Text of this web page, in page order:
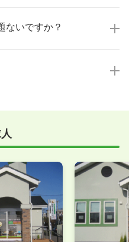
実際の職場環境や働く人
心してご判断いただけま
ないですか？
ます。「転職を考え始め
いいか分からない」とい
よってはWEB面接を導入
すので、お気軽にお申し